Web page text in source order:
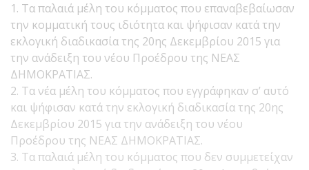
1. Τα παλαιά μέλη του κόμματος που επαναβεβαίωσαν
την κομματική τους ιδιότητα και ψήφισαν κατά την
εκλογική διαδικασία της 20ης Δεκεμβρίου 2015 για
την ανάδειξη του νέου Προέδρου της ΝΕΑΣ
ΔΗΜΟΚΡΑΤΙΑΣ.
2. Τα νέα μέλη του κόμματος που εγγράφηκαν σ’ αυτό
και ψήφισαν κατά την εκλογική διαδικασία της 20ης
Δεκεμβρίου 2015 για την ανάδειξη του νέου
Προέδρου της ΝΕΑΣ ΔΗΜΟΚΡΑΤΙΑΣ.
3. Τα παλαιά μέλη του κόμματος που δεν συμμετείχαν